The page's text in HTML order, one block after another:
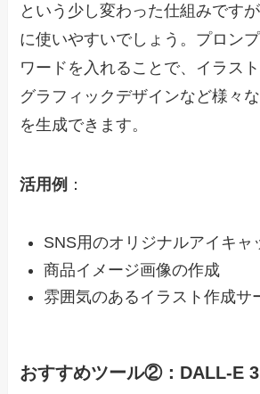
という少し変わった仕組みです
に使いやすいでしょう。プロン
ワードを入れることで、イラス
グラフィックデザインなど様々
を生成できます。
活用例 ：
SNS用のオリジナルアイキャ
商品イメージ画像の作成
雰囲気のあるイラスト作成サ
おすすめツール②：DALL-E 3